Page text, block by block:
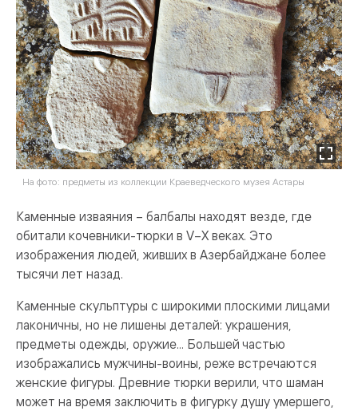
На фото: предметы из коллекции Краеведческого музея Астары
Каменные изваяния – балбалы находят везде, где
обитали кочевники-тюрки в V–X веках. Это
изображения людей, живших в Азербайджане более
тысячи лет назад.
Каменные скульптуры с широкими плоскими лицами
лаконичны, но не лишены деталей: украшения,
предметы одежды, оружие... Большей частью
изображались мужчины-воины, реже встречаются
женские фигуры. Древние тюрки верили, что шаман
может на время заключить в фигурку душу умершего,